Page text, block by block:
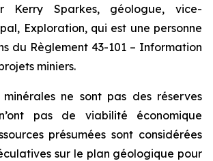
Kerry Sparkes, géologue, vice-
Exploration, qui est une personne
du Règlement 43-101 – Information
miniers.
minérales ne sont pas des réserves
pas de viabilité économique
présumées sont considérées
sur le plan géologique pour